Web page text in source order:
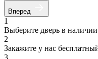
Вперед
1
Выберите дверь в
2
Закажите у нас
3